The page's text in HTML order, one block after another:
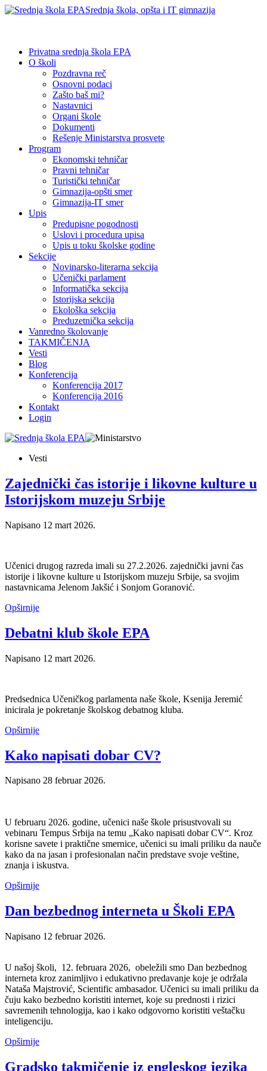
Srednja škola, opšta i IT gimnazija
Privatna srednja škola EPA
O školi
Pozdravna reč
Osnovni podaci
Zašto baš mi?
Nastavnici
Organi škole
Dokumenti
Rešenje Ministarstva prosvete
Program
Ekonomski tehničar
Pravni tehničar
Turistički tehničar
Gimnazija-opšti smer
Gimnazija-IT smer
Upis
Predupisne pogodnosti
Uslovi i procedura upisa
Upis u toku školske godine
Sekcije
Novinarsko-literarna sekcija
Učenički parlament
Informatička sekcija
Istorijska sekcija
Ekološka sekcija
Preduzetnička sekcija
Vanredno školovanje
TAKMIČENJA
Vesti
Blog
Konferencija
Konferencija 2017
Konferencija 2016
Kontakt
Login
Vesti
Zajednički čas istorije i likovne kulture u
Istorijskom muzeju Srbije
Napisano 12 mart 2026.
Učenici drugog razreda imali su 27.2.2026. zajednički javni čas
istorije i likovne kulture u Istorijskom muzeju Srbije, sa svojim
nastavnicama Jelenom Jakšić i Sonjom Goranović.
Opširnije
Debatni klub škole EPA
Napisano 12 mart 2026.
Predsednica Učeničkog parlamenta naše škole, Ksenija Jeremić
inicirala je pokretanje školskog debatnog kluba.
Opširnije
Kako napisati dobar CV?
Napisano 28 februar 2026.
U februaru 2026. godine, učenici naše škole prisustvovali su
vebinaru Tempus Srbija na temu „Kako napisati dobar CV“. Kroz
korisne savete i praktične smernice, učenici su imali priliku da nauče
kako da na jasan i profesionalan način predstave svoje veštine,
znanja i iskustva.
Opširnije
Dan bezbednog interneta u Školi EPA
Napisano 12 februar 2026.
U našoj školi, 12. februara 2026, obeležili smo Dan bezbednog
interneta kroz zanimljivo i edukativno predavanje koje je održala
Nataša Majstrović, Scientific ambasador. Učenici su imali priliku da
čuju kako bezbedno koristiti internet, koje su prednosti i rizici
savremenih tehnologija, kao i kako odgovorno koristiti veštačku
inteligenciju.
Opširnije
Gradsko takmičenje iz engleskog jezika